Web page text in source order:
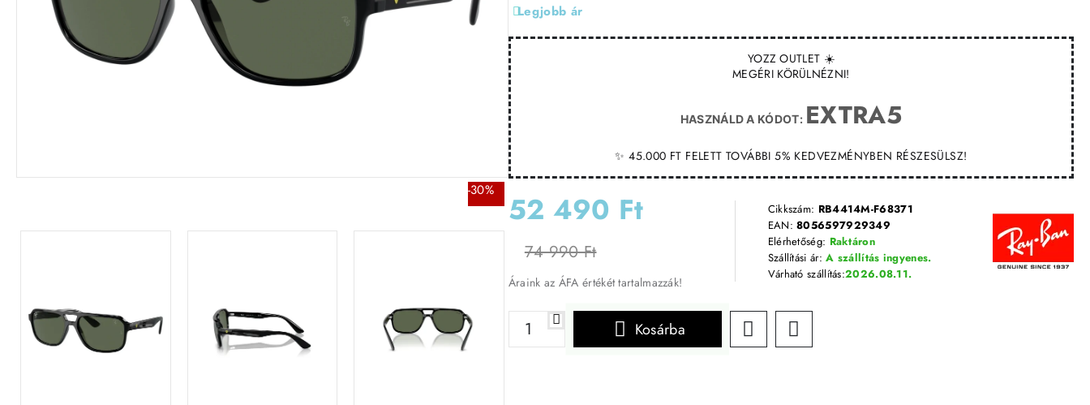
-30%
YOZZ OUTLET ☀️
MEGÉRI KÖRÜLNÉZNI!
HASZNÁLD A KÓDOT: EXTRA5
✨ 45.000 FT FELETT TOVÁBBI 5% KEDVEZMÉNYBEN RÉSZESÜLSZ!
Legjobb ár
52 490 Ft
74 990 Ft
Áraink az ÁFA értékét tartalmazzák!
Cikkszám: RB4414M-F68371
EAN:8056597929349
Elérhetőség: Raktáron
Várható szállítás:2026.08.11.
Szállítási ár:A szállítás ingyenes.
Kosárba